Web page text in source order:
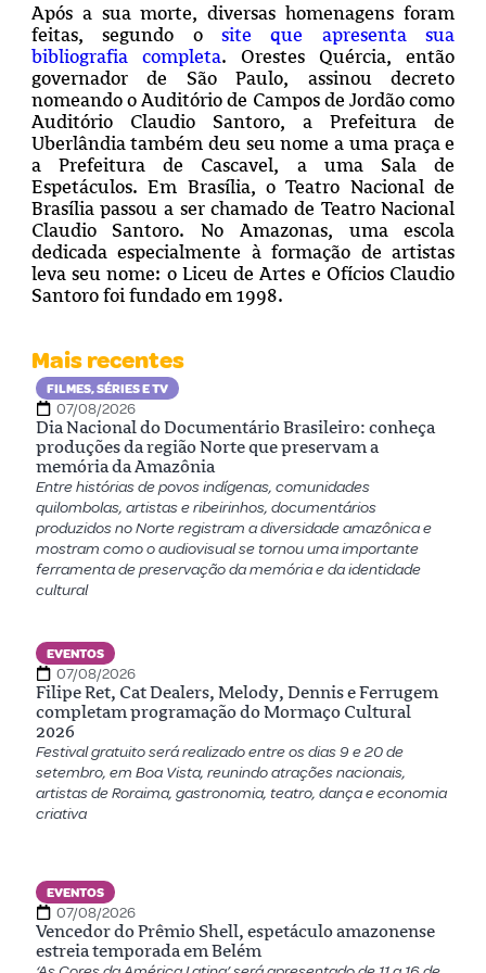
Após a sua morte, diversas homenagens foram
feitas, segundo o site que apresenta sua
bibliografia completa. Orestes Quércia, então
governador de São Paulo, assinou decreto
nomeando o Auditório de Campos de Jordão como
Auditório Claudio Santoro, a Prefeitura de
Uberlândia também deu seu nome a uma praça e
a Prefeitura de Cascavel, a uma Sala de
Espetáculos. Em Brasília, o Teatro Nacional de
Brasília passou a ser chamado de Teatro Nacional
Claudio Santoro. No Amazonas, uma escola
dedicada especialmente à formação de artistas
leva seu nome: o Liceu de Artes e Ofícios Claudio
Santoro foi fundado em 1998.
Mais recentes
FILMES, SÉRIES E TV
07/08/2026
Dia Nacional do Documentário Brasileiro: conheça
produções da região Norte que preservam a
memória da Amazônia
Entre histórias de povos indígenas, comunidades
quilombolas, artistas e ribeirinhos, documentários
produzidos no Norte registram a diversidade amazônica e
mostram como o audiovisual se tornou uma importante
ferramenta de preservação da memória e da identidade
cultural
EVENTOS
07/08/2026
Filipe Ret, Cat Dealers, Melody, Dennis e Ferrugem
completam programação do Mormaço Cultural
2026
Festival gratuito será realizado entre os dias 9 e 20 de
setembro, em Boa Vista, reunindo atrações nacionais,
artistas de Roraima, gastronomia, teatro, dança e economia
criativa
EVENTOS
07/08/2026
Vencedor do Prêmio Shell, espetáculo amazonense
estreia temporada em Belém